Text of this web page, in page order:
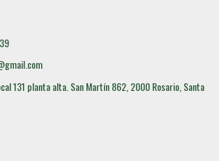
131 planta alta. San Martín 862, 2000 Rosario, Santa